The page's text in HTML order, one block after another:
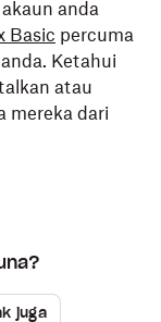
anda
Basic percuma
Ketahui
atau
mereka dari
juga